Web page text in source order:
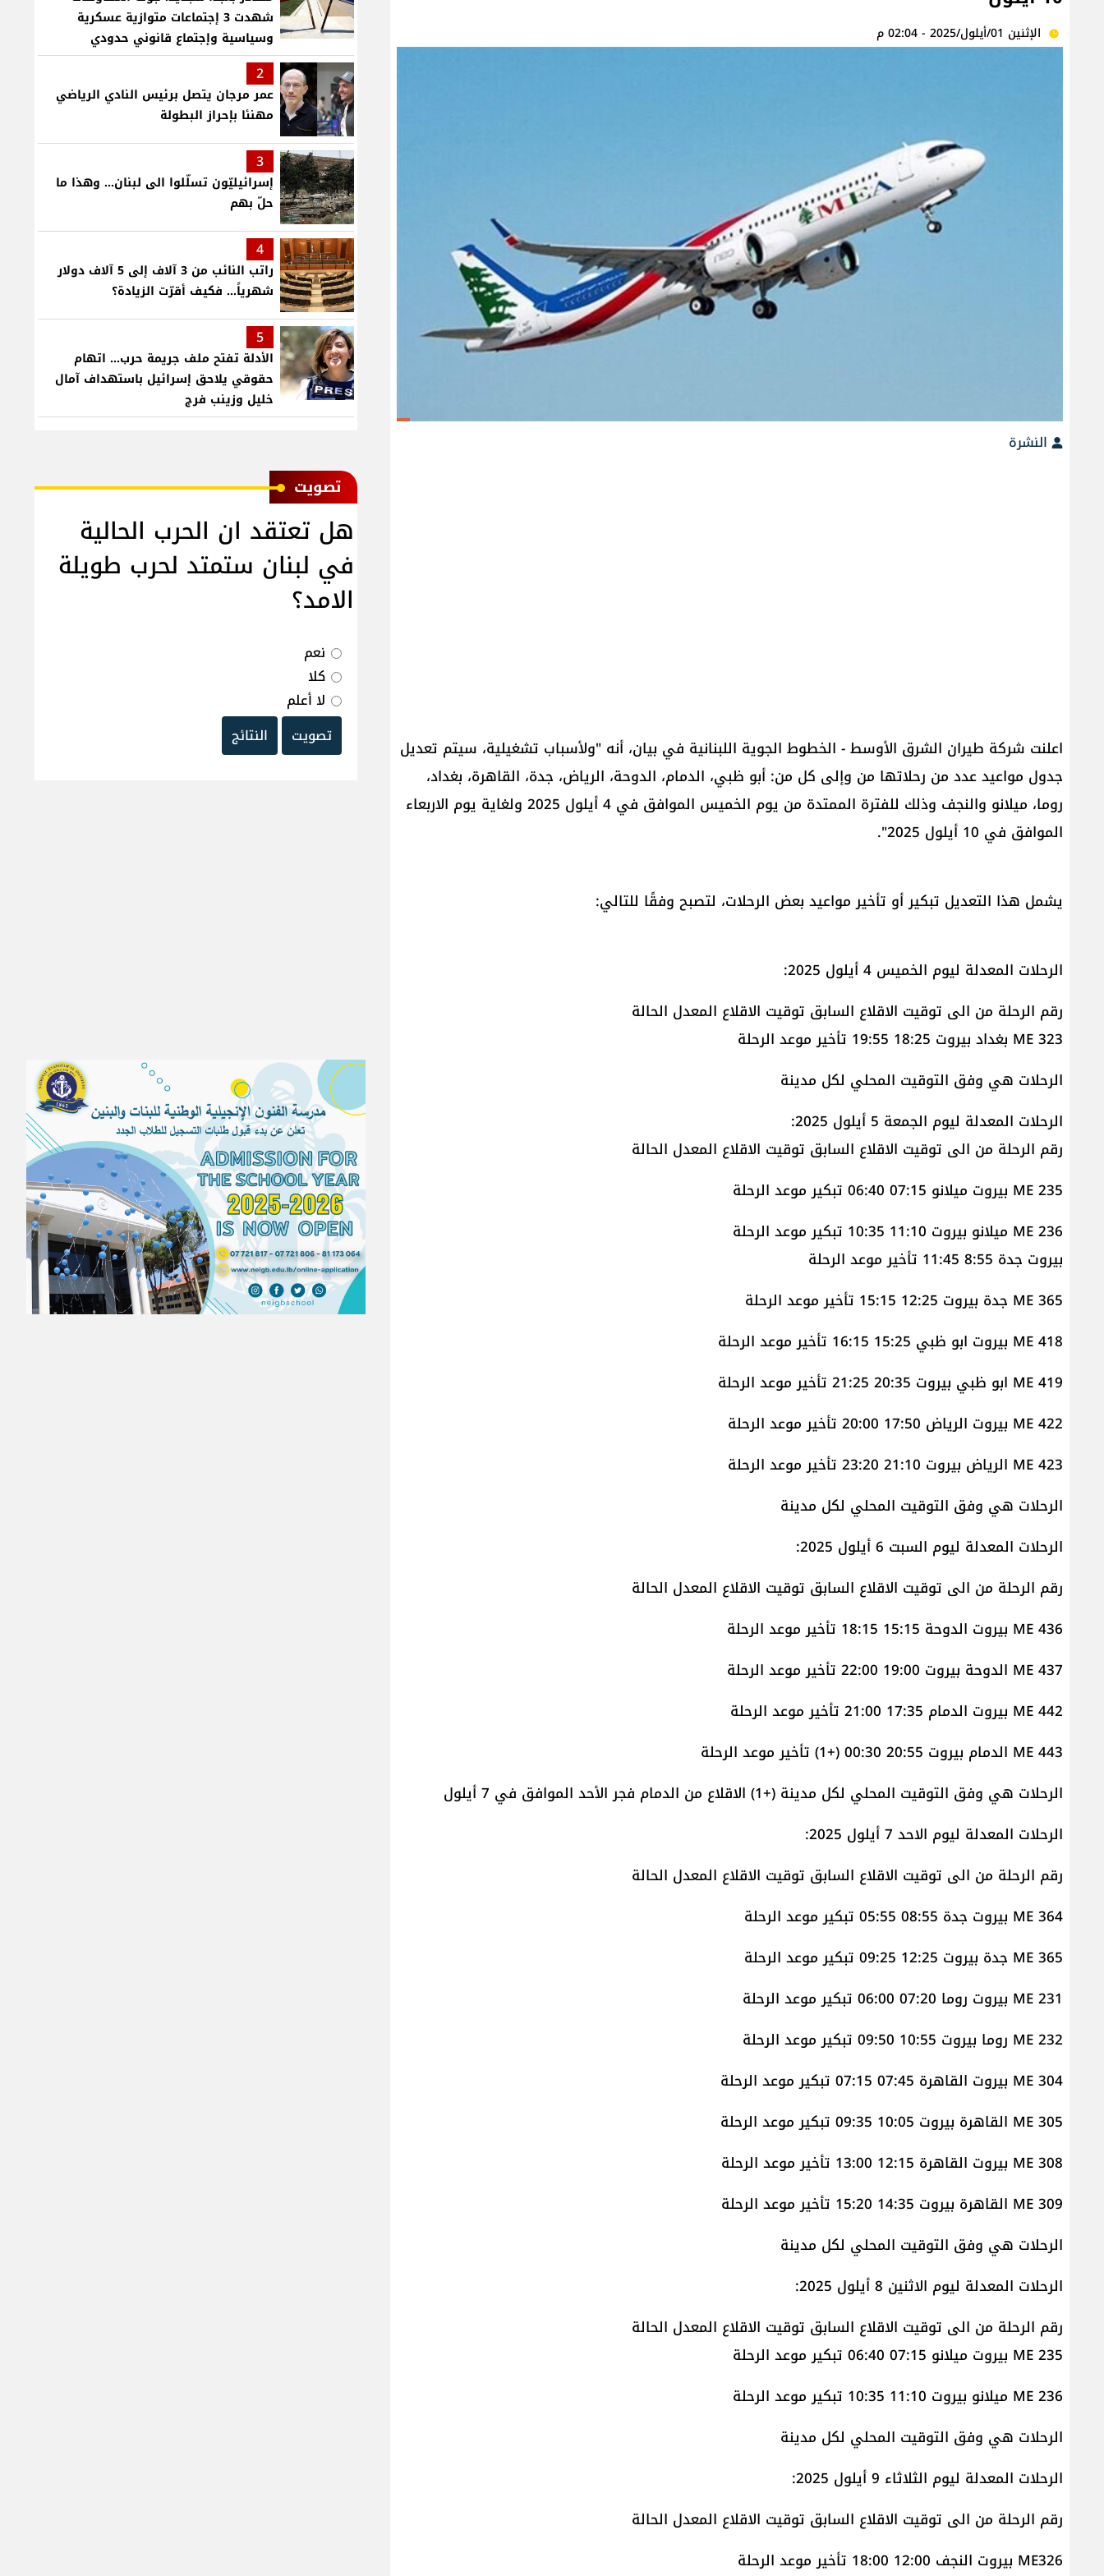
الإثنين 01/أيلول/2025 - 02:04 م
النشرة
اعلنت شركة ​طيران الشرق الأوسط​ - ​الخطوط الجوية اللبنانية​ في بيان، أنه "ولأسباب تشغيلية، سيتم تعديل
جدول مواعيد عدد من رحلاتها من وإلى كل من: أبو ظبي، الدمام، الدوحة، الرياض، جدة، القاهرة، بغداد،
روما، ميلانو والنجف وذلك للفترة الممتدة من يوم الخميس الموافق في 4 أيلول 2025 ولغاية يوم الاربعاء
الموافق في 10 أيلول 2025".
يشمل هذا التعديل تبكير أو تأخير مواعيد بعض الرحلات، لتصبح وفقًا للتالي:
الرحلات المعدلة ليوم الخميس 4 أيلول 2025:
رقم الرحلة من الى توقيت الاقلاع السابق توقيت الاقلاع المعدل الحالة
ME 323 بغداد بيروت 18:25 19:55 تأخير موعد الرحلة
الرحلات هي وفق التوقيت المحلي لكل مدينة
الرحلات المعدلة ليوم الجمعة 5 أيلول 2025:
رقم الرحلة من الى توقيت الاقلاع السابق توقيت الاقلاع المعدل الحالة
ME 235 بيروت ميلانو 07:15 06:40 تبكير موعد الرحلة
ME 236 ميلانو بيروت 11:10 10:35 تبكير موعد الرحلة
بيروت جدة 8:55 11:45 تأخير موعد الرحلة
ME 365 جدة بيروت 12:25 15:15 تأخير موعد الرحلة
ME 418 بيروت ابو ظبي 15:25 16:15 تأخير موعد الرحلة
ME 419 ابو ظبي بيروت 20:35 21:25 تأخير موعد الرحلة
ME 422 بيروت الرياض 17:50 20:00 تأخير موعد الرحلة
ME 423 الرياض بيروت 21:10 23:20 تأخير موعد الرحلة
الرحلات هي وفق التوقيت المحلي لكل مدينة
الرحلات المعدلة ليوم السبت 6 أيلول 2025:
رقم الرحلة من الى توقيت الاقلاع السابق توقيت الاقلاع المعدل الحالة
ME 436 بيروت الدوحة 15:15 18:15 تأخير موعد الرحلة
ME 437 الدوحة بيروت 19:00 22:00 تأخير موعد الرحلة
ME 442 بيروت الدمام 17:35 21:00 تأخير موعد الرحلة
ME 443 الدمام بيروت 20:55 00:30 (+1) تأخير موعد الرحلة
الرحلات هي وفق التوقيت المحلي لكل مدينة (+1) الاقلاع من الدمام فجر الأحد الموافق في 7 أيلول
الرحلات المعدلة ليوم الاحد 7 أيلول 2025:
رقم الرحلة من الى توقيت الاقلاع السابق توقيت الاقلاع المعدل الحالة
ME 364 بيروت جدة 08:55 05:55 تبكير موعد الرحلة
ME 365 جدة بيروت 12:25 09:25 تبكير موعد الرحلة
ME 231 بيروت روما 07:20 06:00 تبكير موعد الرحلة
ME 232 روما بيروت 10:55 09:50 تبكير موعد الرحلة
ME 304 بيروت القاهرة 07:45 07:15 تبكير موعد الرحلة
ME 305 القاهرة بيروت 10:05 09:35 تبكير موعد الرحلة
ME 308 بيروت القاهرة 12:15 13:00 تأخير موعد الرحلة
ME 309 القاهرة بيروت 14:35 15:20 تأخير موعد الرحلة
الرحلات هي وفق التوقيت المحلي لكل مدينة
الرحلات المعدلة ليوم الاثنين 8 أيلول 2025:
رقم الرحلة من الى توقيت الاقلاع السابق توقيت الاقلاع المعدل الحالة
ME 235 بيروت ميلانو 07:15 06:40 تبكير موعد الرحلة
ME 236 ميلانو بيروت 11:10 10:35 تبكير موعد الرحلة
الرحلات هي وفق التوقيت المحلي لكل مدينة
الرحلات المعدلة ليوم الثلاثاء 9 أيلول 2025:
رقم الرحلة من الى توقيت الاقلاع السابق توقيت الاقلاع المعدل الحالة
ME326 بيروت النجف 12:00 18:00 تأخير موعد الرحلة
شهدت 3 إجتماعات متوازية عسكرية
وسياسية وإجتماع قانوني حدودي
2
عمر مرجان يتصل برئيس النادي الرياضي
مهنئا بإحراز البطولة
3
إسرائيليّون تسلّلوا الى لبنان... وهذا ما
حلّ بهم
4
راتب النائب من 3 آلاف إلى 5 آلاف دولار
شهرياً... فكيف أقرّت الزيادة؟
5
الأدلة تفتح ملف جريمة حرب... اتهام
حقوقي يلاحق إسرائيل باستهداف آمال
خليل وزينب فرج
ﺗﺼﻮﻳﺖ
هل تعتقد ان الحرب الحالية
في لبنان ستمتد لحرب طويلة
الامد؟
نعم
كلا
لا أعلم
تصويت
النتائج